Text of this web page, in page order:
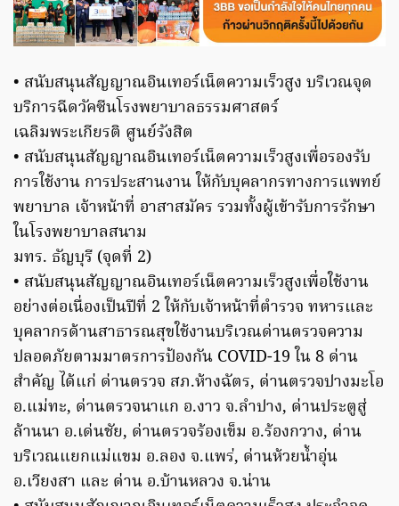
• สนับสนุนสัญญาณอินเทอร์เน็ตความเร็วสูง บริเวณจุด
บริการฉีดวัคซีนโรงพยาบาลธรรมศาสตร์
เฉลิมพระเกียรติ ศูนย์รังสิต
• สนับสนุนสัญญาณอินเทอร์เน็ตความเร็วสูงเพื่อรองรับ
การใช้งาน การประสานงาน ให้กับบุคลากรทางการแพทย์
พยาบาล เจ้าหน้าที่ อาสาสมัคร รวมทั้งผู้เข้ารับการรักษา
ในโรงพยาบาลสนาม
มทร. ธัญบุรี (จุดที่ 2)
• สนับสนุนสัญญาณอินเทอร์เน็ตความเร็วสูงเพื่อใช้งาน
อย่างต่อเนื่องเป็นปีที่ 2 ให้กับเจ้าหน้าที่ตำรวจ ทหารและ
บุคลากรด้านสาธารณสุขใช้งานบริเวณด่านตรวจความ
ปลอดภัยตามมาตรการป้องกัน COVID-19 ใน 8 ด่าน
สำคัญ ได้แก่ ด่านตรวจ สภ.ห้างฉัตร, ด่านตรวจปางมะโอ
อ.แม่ทะ, ด่านตรวจนาแก อ.งาว จ.ลำปาง, ด่านประตูสู่
ล้านนา อ.เด่นชัย, ด่านตรวจร้องเข็ม อ.ร้องกวาง, ด่าน
บริเวณแยกแม่แขม อ.ลอง จ.แพร่, ด่านห้วยน้ำอุ่น
อ.เวียงสา และ ด่าน อ.บ้านหลวง จ.น่าน